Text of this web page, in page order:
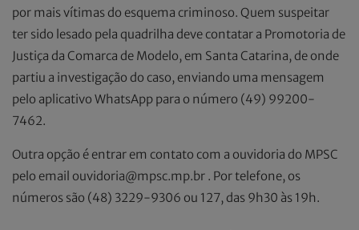
por mais vítimas do esquema criminoso. Quem suspeitar
ter sido lesado pela quadrilha deve contatar a Promotoria de
Justiça da Comarca de Modelo, em Santa Catarina, de onde
partiu a investigação do caso, enviando uma mensagem
pelo aplicativo WhatsApp para o número (49) 99200-
7462.
Outra opção é entrar em contato com a ouvidoria do MPSC
pelo email ouvidoria@mpsc.mp.br . Por telefone, os
números são (48) 3229-9306 ou 127, das 9h30 às 19h.